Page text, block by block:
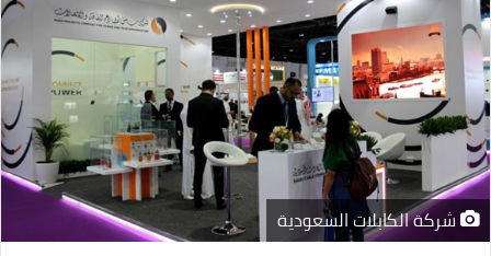
شركة الكابلات السعودية